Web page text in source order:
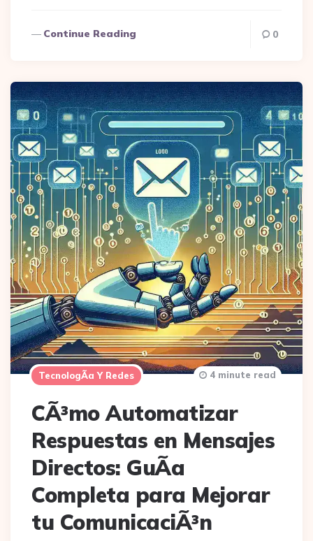
Continue Reading 0
TecnologÃ­a Y Redes
CÃ³mo Automatizar
Respuestas en Mensajes
Directos: GuÃ­a
Completa para Mejorar
tu ComunicaciÃ³n
4 minute read